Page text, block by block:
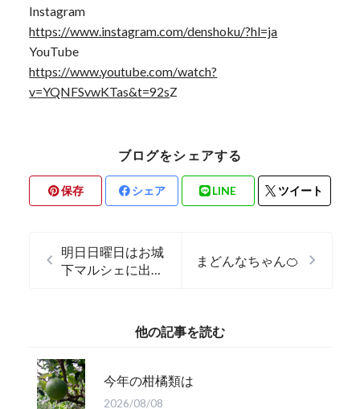
Instagram
https://www.instagram.com/denshoku/?hl=ja
YouTube
https://www.youtube.com/watch?
v=YQNFSvwKTas&t=92sZ
ブログをシェアする
保存 シェア LINE ツイート
明日日曜日はお城
下マルシェに出店
まどんなちゃん🍊
他の記事を読む
今年の柑橘類は
2026/08/08